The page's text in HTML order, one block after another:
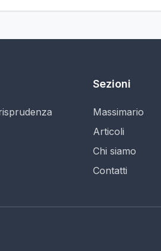
Sezioni
Massimario
Articoli
Chi siamo
Contatti